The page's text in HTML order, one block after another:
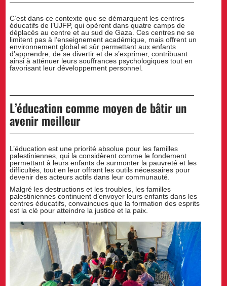
C’est dans ce contexte que se démarquent les centres
éducatifs de l’UJFP, qui opèrent dans quatre camps de
déplacés au centre et au sud de Gaza. Ces centres ne se
limitent pas à l’enseignement académique, mais offrent un
environnement global et sûr permettant aux enfants
d’apprendre, de se divertir et de s’exprimer, contribuant
ainsi à atténuer leurs souffrances psychologiques tout en
favorisant leur développement personnel.
L’éducation comme moyen de bâtir un
avenir meilleur
L’éducation est une priorité absolue pour les familles
palestiniennes, qui la considèrent comme le fondement
permettant à leurs enfants de surmonter la pauvreté et les
difficultés, tout en leur offrant les outils nécessaires pour
devenir des acteurs actifs dans leur communauté.
Malgré les destructions et les troubles, les familles
palestiniennes continuent d’envoyer leurs enfants dans les
centres éducatifs, convaincues que la formation des esprits
est la clé pour atteindre la justice et la paix.